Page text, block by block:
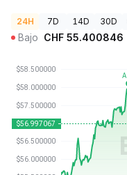
24H 7D 14D 30D
Bajo CHF 55.400846